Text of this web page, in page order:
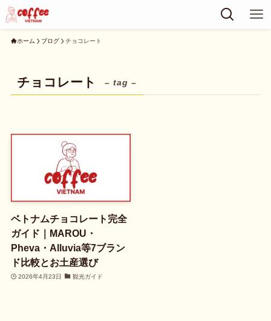
ホーム ブログ チョコレート
チョコレート – tag –
ベトナムチョコレート完全
ガイド｜MAROU・
Pheva・Alluvia等7ブラン
ド比較とお土産選び
2026年4月23日 観光ガイド